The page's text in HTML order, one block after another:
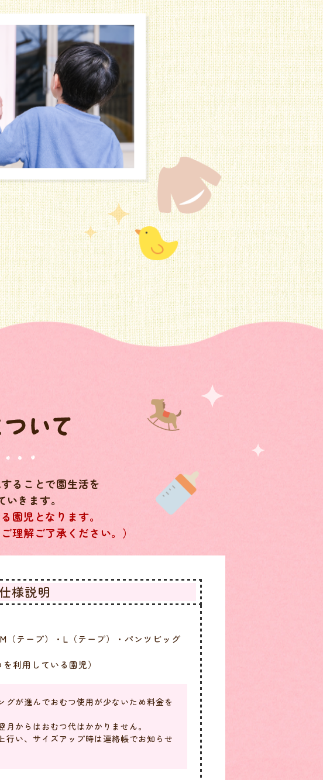
ることで園生活を
きます。
園児となります。
理解ご了承ください。）
様説明
（テープ）・L（テープ）・パンツビッグ
利用している園児）
グが進んでおむつ使用が少ないため料金を
からはおむつ代はかかりません。
行い、サイズアップ時は連絡帳でお知らせ